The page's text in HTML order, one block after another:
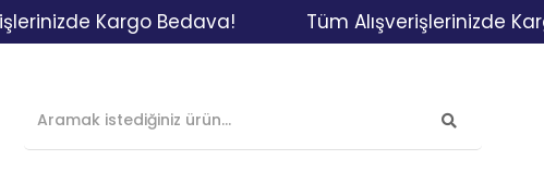
Kargo Bedava! Tüm Alışverişlerinizde Kargo